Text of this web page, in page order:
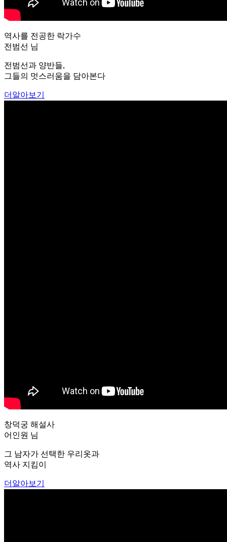
역사를 전공한 락가수
전범선 님
전범선과 양반들,
그들의 멋스러움을 담아본다
더알아보기
창덕궁 해설사
어인원 님
그 남자가 선택한 우리옷과
역사 지킴이
더알아보기